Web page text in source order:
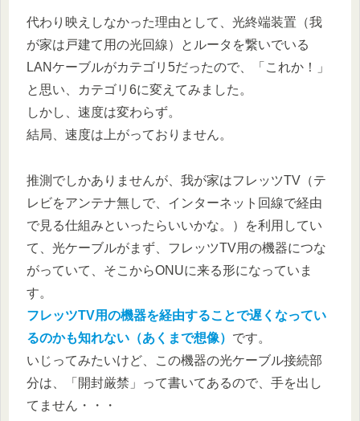
代わり映えしなかった理由として、光終端装置（我
が家は戸建て用の光回線）とルータを繋いでいる
LANケーブルがカテゴリ5だったので、「これか！」
と思い、カテゴリ6に変えてみました。
しかし、速度は変わらず。
結局、速度は上がっておりません。
推測でしかありませんが、我が家はフレッツTV（テ
レビをアンテナ無しで、インターネット回線で経由
で見る仕組みといったらいいかな。）を利用してい
て、光ケーブルがまず、フレッツTV用の機器につな
がっていて、そこからONUに来る形になっていま
す。
フレッツTV用の機器を経由することで遅くなってい
るのかも知れない （あくまで想像） です。
いじってみたいけど、この機器の光ケーブル接続部
分は、「開封厳禁」って書いてあるので、手を出し
てません・・・